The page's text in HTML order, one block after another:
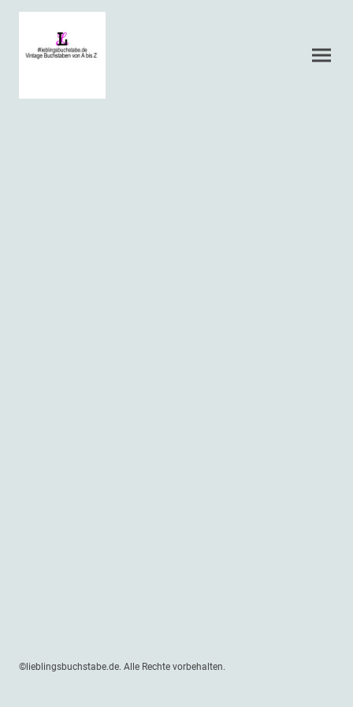
©lieblingsbuchstabe.de. Alle Rechte vorbehalten.